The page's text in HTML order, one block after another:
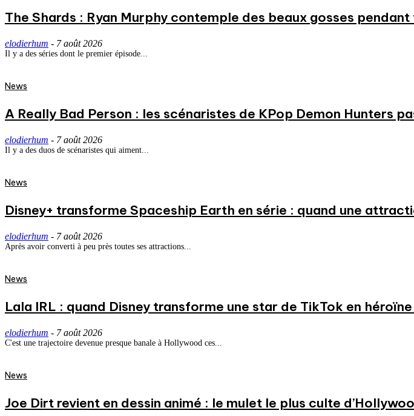
The Shards : Ryan Murphy contemple des beaux gosses
elodierhum - 7 août 2026
Il y a des séries dont le premier épisode...
News
A Really Bad Person : les scénaristes de KPop Demon Hunters
elodierhum - 7 août 2026
Il y a des duos de scénaristes qui aiment...
News
Disney+ transforme Spaceship Earth en série : quand une
elodierhum - 7 août 2026
Après avoir converti à peu près toutes ses attractions...
News
Lala IRL : quand Disney transforme une star de TikTok en
elodierhum - 7 août 2026
C'est une trajectoire devenue presque banale à Hollywood ces...
News
Joe Dirt revient en dessin animé : le mulet le plus culte